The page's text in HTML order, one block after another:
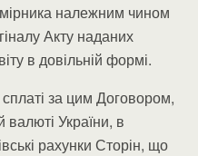
належним чином
Акту наданих
в довільній формі.
за цим Договором,
валюті України, в
рахунки Сторін, що